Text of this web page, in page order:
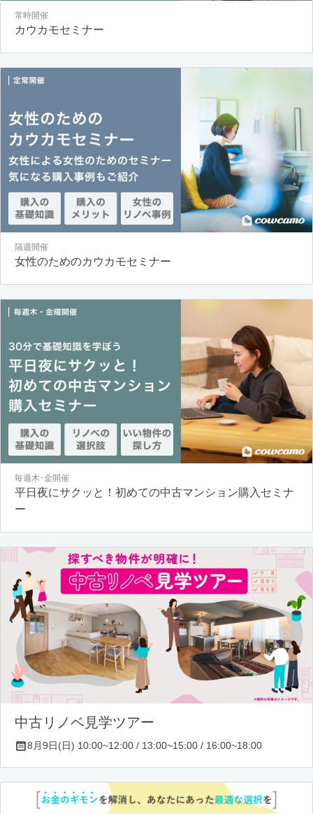
常時開催
カウカモセミナー
隔週開催
女性のためのカウカモセミナー
毎週木･金開催
平日夜にサクッと！初めての中古マンション購入セミナ
ー
中古リノベ見学ツアー
8月9日(日) 10:00~12:00 / 13:00~15:00 / 16:00~18:00